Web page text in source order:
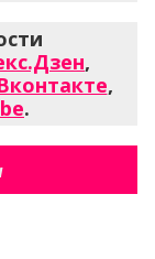
,
,
.